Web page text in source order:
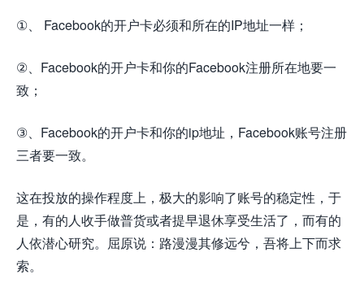
①、 Facebook的开户卡必须和所在的IP地址一样；
②、Facebook的开户卡和你的Facebook注册所在地要一
致；
③、Facebook的开户卡和你的ip地址，Facebook账号注册
三者要一致。
这在投放的操作程度上，极大的影响了账号的稳定性，于
是，有的人收手做普货或者提早退休享受生活了，而有的
人依潜心研究。屈原说：路漫漫其修远兮，吾将上下而求
索。